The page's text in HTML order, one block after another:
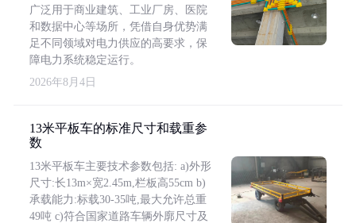
广泛用于商业建筑、工业厂房、医院
和数据中心等场所，凭借自身优势满
足不同领域对电力供应的高要求，保
障电力系统稳定运行。
2026年8月4日
13米平板车的标准尺寸和载重参
数
13米平板车主要技术参数包括: a)外形
尺寸:长13m×宽2.45m,栏板高55cm b)
承载能力:标载30-35吨,最大允许总重
49吨 c)符合国家道路车辆外廓尺寸及